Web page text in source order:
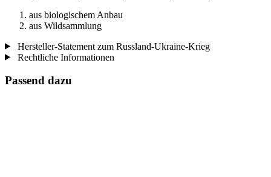
aus biologischem Anbau
aus Wildsammlung
Hersteller-Statement zum Russland-Ukraine-Krieg
Rechtliche Informationen
Passend dazu